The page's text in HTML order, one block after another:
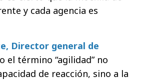
y cada agencia es
Director general de
el término “agilidad” no
de reacción, sino a la